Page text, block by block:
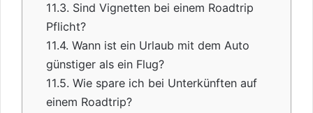
11.3. Sind Vignetten bei einem Roadtrip
Pflicht?
11.4. Wann ist ein Urlaub mit dem Auto
günstiger als ein Flug?
11.5. Wie spare ich bei Unterkünften auf
einem Roadtrip?